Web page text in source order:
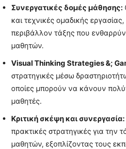
Συνεργατικές δομές μάθησης:
και τεχνικές ομαδικής
περιβάλλον τάξης που
μαθητών.
Visual Thinking Strategies &;
στρατηγικές μέσω
οποίες μπορούν να κάνουν
μαθητές.
Κριτική σκέψη και συνεργασία:
πρακτικές στρατηγικές για την
μαθητών, εξοπλίζοντας τους